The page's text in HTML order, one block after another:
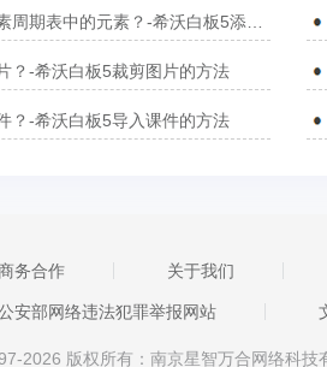
？-希沃白板5裁剪图片的方法
？-希沃白板5导入课件的方法
务合作 关于我们
安部网络违法犯罪举报网站
2026 版权所有：南京星智万合网络科技